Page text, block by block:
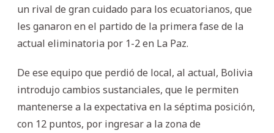
un rival de gran cuidado para los ecuatorianos, que
les ganaron en el partido de la primera fase de la
actual eliminatoria por 1-2 en La Paz.
De ese equipo que perdió de local, al actual, Bolivia
introdujo cambios sustanciales, que le permiten
mantenerse a la expectativa en la séptima posición,
con 12 puntos, por ingresar a la zona de